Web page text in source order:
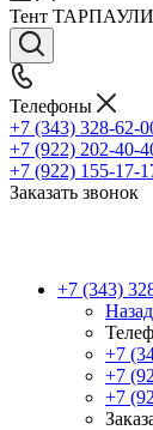
Тент ТАРПАУЛИН
Телефоны
+7 (343) 328-62-
+7 (922) 202-40-
+7 (922) 155-17-
Заказать звонок
+7 (343)
Назад
+7
+7
+7